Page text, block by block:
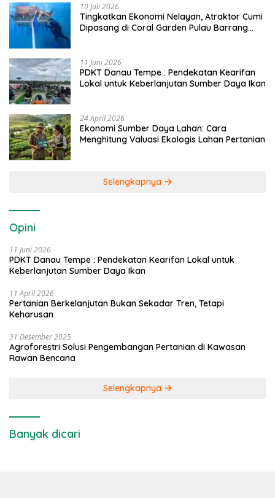
10 Juli 2026
Tingkatkan Ekonomi Nelayan, Atraktor Cumi
Dipasang di Coral Garden Pulau Barrang
11 Juni 2026
PDKT Danau Tempe : Pendekatan Kearifan
Lokal untuk Keberlanjutan Sumber Daya Ikan
24 April 2026
Ekonomi Sumber Daya Lahan: Cara
Menghitung Valuasi Ekologis Lahan Pertanian
Selengkapnya
Opini
11 Juni 2026
PDKT Danau Tempe : Pendekatan Kearifan Lokal untuk
Keberlanjutan Sumber Daya Ikan
11 April 2026
Pertanian Berkelanjutan Bukan Sekadar Tren, Tetapi
Keharusan
31 Desember 2025
Agroforestri Solusi Pengembangan Pertanian di Kawasan
Rawan Bencana
Selengkapnya
Banyak dicari